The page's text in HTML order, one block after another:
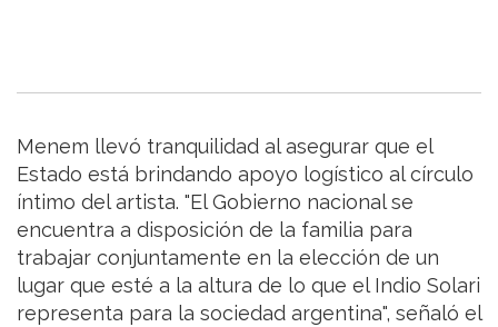
Menem llevó tranquilidad al asegurar que el
Estado está brindando apoyo logístico al círculo
íntimo del artista. "El Gobierno nacional se
encuentra a disposición de la familia para
trabajar conjuntamente en la elección de un
lugar que esté a la altura de lo que el Indio Solari
representa para la sociedad argentina", señaló el